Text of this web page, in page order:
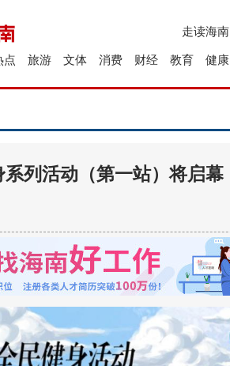
走读海南
健康
教育
财经
消费
文体
旅游
点
列活动（第一站）将启幕